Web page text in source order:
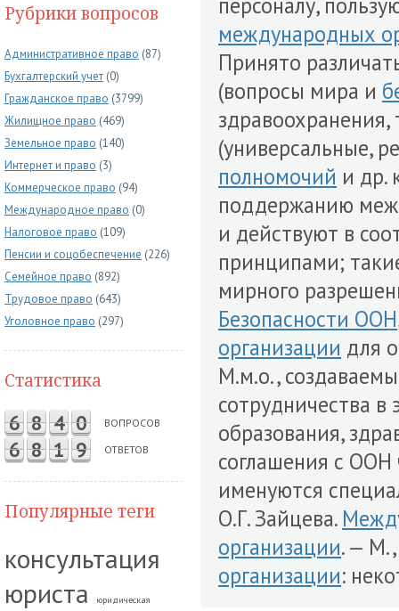
Рубрики вопросов
Административное право (87)
Бухгалтерский учет (0)
Гражданское право (3799)
Жилищное право (469)
Земельное право (140)
Интернет и право (3)
Коммерческое право (94)
Международное право (0)
Налоговое право (109)
Пенсии и соцобеспечение (226)
Семейное право (892)
Трудовое право (643)
Уголовное право (297)
Статистика
6 8 4 0 ВОПРОСОВ
6 8 1 9 ОТВЕТОВ
Популярные теги
консультация
юриста
юридическая
международных
Принято
(вопросы мира и
здравоохранения,
(универсальные,
полномочий и др.
поддержанию
и действуют в
принципами;
мирного
Безопасности ООН
организации для
М.м.о.,
сотрудничества в
образования,
соглашения с
именуются
О.Г. Зайцева.
организации. —
организации: